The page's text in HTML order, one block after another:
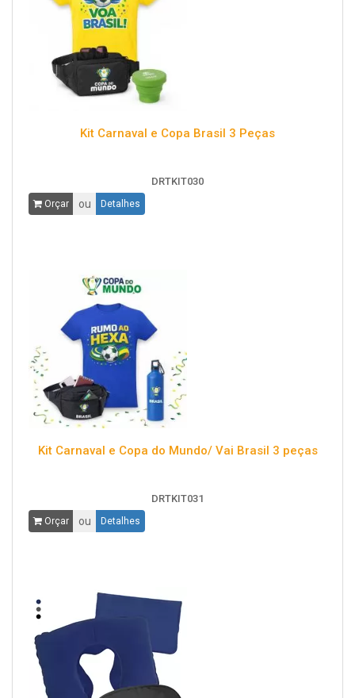
Kit Carnaval e Copa Brasil 3 Peças
DRTKIT030
Orçar ou Detalhes
Kit Carnaval e Copa do Mundo/ Vai Brasil 3 peças
DRTKIT031
Orçar ou Detalhes